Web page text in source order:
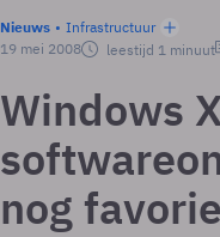
Nieuws
Infrastructuur
19 mei 2008
leestijd 1 minuut
Windows
nog